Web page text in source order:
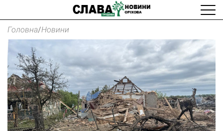
Головна/Новини